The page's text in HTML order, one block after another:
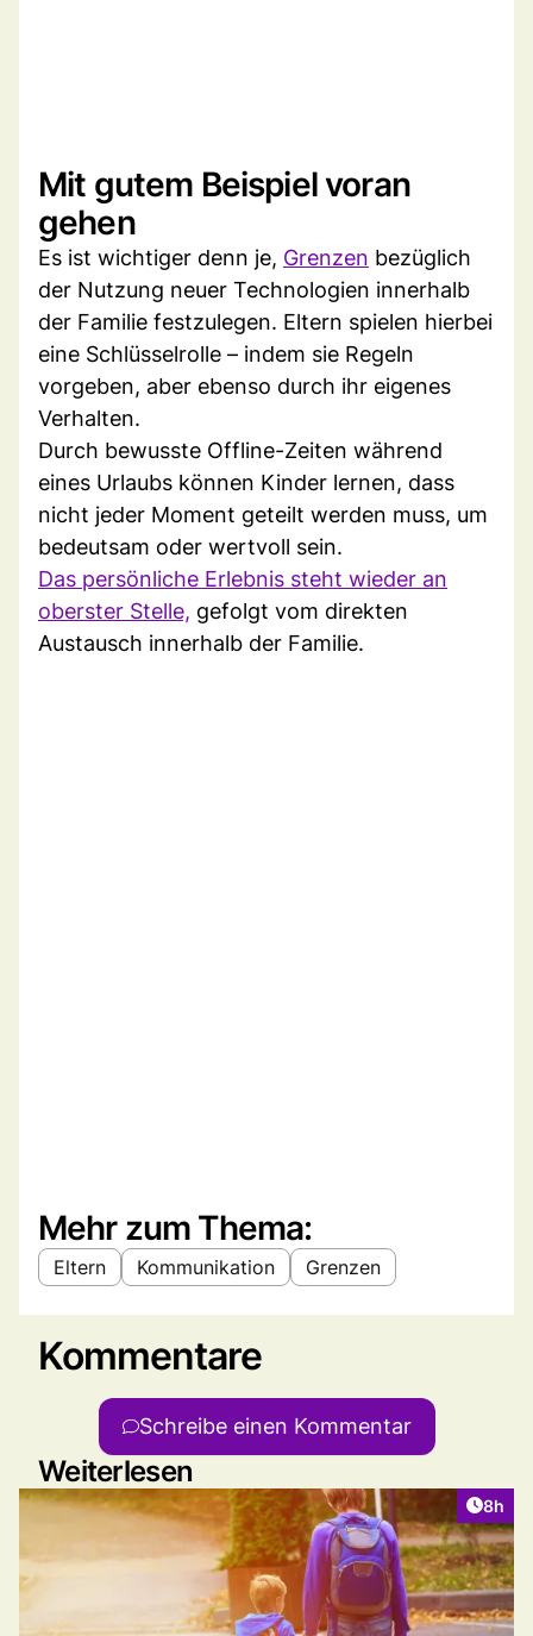
Mit gutem Beispiel voran
gehen
Es ist wichtiger denn je, Grenzen bezüglich
der Nutzung neuer Technologien innerhalb
der Familie festzulegen. Eltern spielen hierbei
eine Schlüsselrolle – indem sie Regeln
vorgeben, aber ebenso durch ihr eigenes
Verhalten.
Durch bewusste Offline-Zeiten während
eines Urlaubs können Kinder lernen, dass
nicht jeder Moment geteilt werden muss, um
bedeutsam oder wertvoll sein.
Das persönliche Erlebnis steht wieder an
oberster Stelle, gefolgt vom direkten
Austausch innerhalb der Familie.
Mehr zum Thema:
Eltern Kommunikation Grenzen
Kommentare
Schreibe einen Kommentar
Weiterlesen
8h